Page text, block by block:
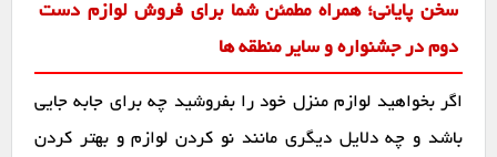
سخن پایانی؛ همراه مطمئن شما برای فروش لوازم دست
دوم در جشنواره و سایر منطقه ها
اگر بخواهید لوازم منزل خود را بفروشید چه برای جابه جایی
باشد و چه دلایل دیگری مانند نو کردن لوازم و بهتر کردن